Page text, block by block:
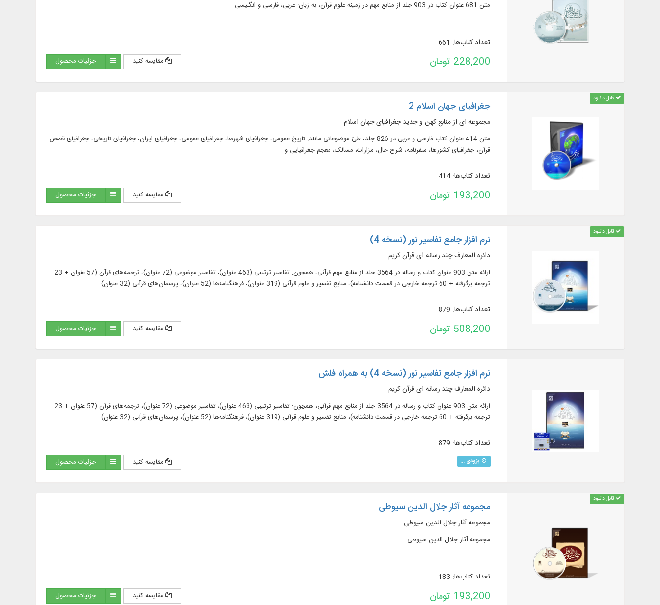
متن 681 عنوان کتاب در 903 جلد از منابع مهم در زمينه علوم قرآن، به زبان: عربی، فارسی و انگلیسی
تعداد کتاب‌ها: 661
228,200 تومان مقایسه کنید جزئیات محصول
قابل دانلود
جغرافیای جهان اسلام 2
مجموعه ای از منابع کهن و جدید جغرافیای جهان اسلام
متن 414 عنوان کتاب فارسی و عربی در 826 جلد، طیّ موضوعاتی مانند: تاریخ عمومی، جغرافیای شهرها، جغرافیای عمومی، جغرافیای ایران، جغرافیای تاریخی، جغرافیای قصص
قرآن، جغرافیای کشورها، سفرنامه، شرح حال، مزارات، مسالک، معجم جغرافیایی و ...
تعداد کتاب‌ها: 414
193,200 تومان مقایسه کنید جزئیات محصول
قابل دانلود
نرم افزار جامع تفاسیر نور (نسخه 4)
دائره المعارف چند رسانه ای قرآن کریم
ارائه متن 903 عنوان کتاب و رساله در 3564 جلد از منابع مهم قرآنی، همچون: تفاسیر ترتیبی (463 عنوان)، تفاسیر موضوعی (72 عنوان)، ترجمه‌های قرآن (57 عنوان + 23
ترجمه برگرفته + 60 ترجمه خارجی در قسمت دانشنامه)، منابع تفسیر و علوم قرآنی (319 عنوان)، فرهنگنامه‌ها (52 عنوان)، پرسمان‌های قرآنی (32 عنوان)
تعداد کتاب‌ها: 879
508,200 تومان مقایسه کنید جزئیات محصول
نرم افزار جامع تفاسیر نور (نسخه 4) به همراه فلش
دائره المعارف چند رسانه ای قرآن کریم
ارائه متن 903 عنوان کتاب و رساله در 3564 جلد از منابع مهم قرآنی، همچون: تفاسیر ترتیبی (463 عنوان)، تفاسیر موضوعی (72 عنوان)، ترجمه‌های قرآن (57 عنوان + 23
ترجمه برگرفته + 60 ترجمه خارجی در قسمت دانشنامه)، منابع تفسیر و علوم قرآنی (319 عنوان)، فرهنگنامه‌ها (52 عنوان)، پرسمان‌های قرآنی (32 عنوان)
تعداد کتاب‌ها: 879
بزودی ... مقایسه کنید جزئیات محصول
قابل دانلود
مجموعه آثار جلال الدین سیوطی
مجموعه آثار جلال الدین سیوطی
مجموعه آثار جلال الدین سیوطی
تعداد کتاب‌ها: 183
193,200 تومان مقایسه کنید جزئیات محصول